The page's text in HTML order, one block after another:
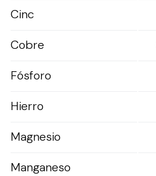
Cinc
Cobre
Fósforo
Hierro
Magnesio
Manganeso